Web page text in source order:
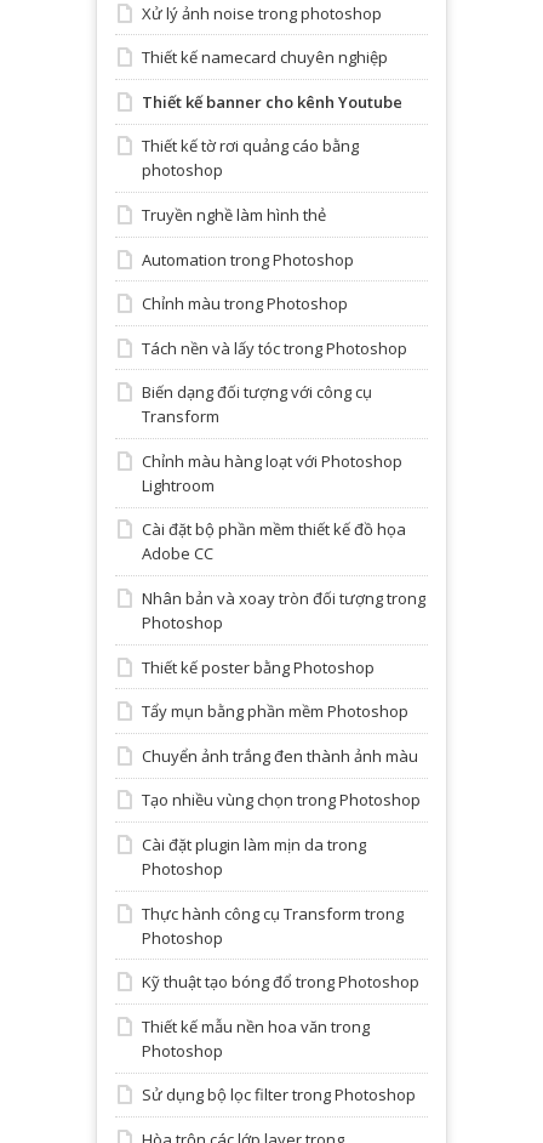
Xử lý ảnh noise trong photoshop
Thiết kế namecard chuyên nghiệp
Thiết kế banner cho kênh Youtube
Thiết kế tờ rơi quảng cáo bằng
photoshop
Truyền nghề làm hình thẻ
Automation trong Photoshop
Chỉnh màu trong Photoshop
Tách nền và lấy tóc trong Photoshop
Biến dạng đối tượng với công cụ
Transform
Chỉnh màu hàng loạt với Photoshop
Lightroom
Cài đặt bộ phần mềm thiết kế đồ họa
Adobe CC
Nhân bản và xoay tròn đối tượng trong
Photoshop
Thiết kế poster bằng Photoshop
Tẩy mụn bằng phần mềm Photoshop
Chuyển ảnh trắng đen thành ảnh màu
Tạo nhiều vùng chọn trong Photoshop
Cài đặt plugin làm mịn da trong
Photoshop
Thực hành công cụ Transform trong
Photoshop
Kỹ thuật tạo bóng đổ trong Photoshop
Thiết kế mẫu nền hoa văn trong
Photoshop
Sử dụng bộ lọc filter trong Photoshop